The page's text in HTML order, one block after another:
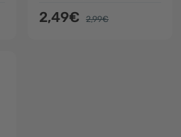
2,49€ 2,99€